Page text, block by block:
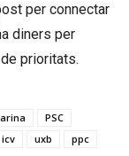
per connectar
diners per
prioritats.
PSC
icv uxb ppc